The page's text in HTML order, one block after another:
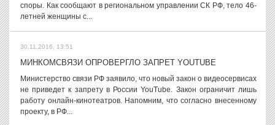
споры. Как сообщают в региональном управлении СК РФ, тело 46-
летней женщины с...
30.11.2016, 13:51
МИНКОМСВЯЗИ ОПРОВЕРГЛО ЗАПРЕТ YOUTUBE
Министерство связи РФ заявило, что новый закон о видеосервисах
не приведет к запрету в России YouTube. Закон ограничит лишь
работу онлайн-кинотеатров. Напомним, что согласно внесенному
проекту, в РФ...